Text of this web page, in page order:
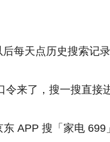
每天点历史搜索记
令来了，搜一搜直接
APP 搜「家电 699